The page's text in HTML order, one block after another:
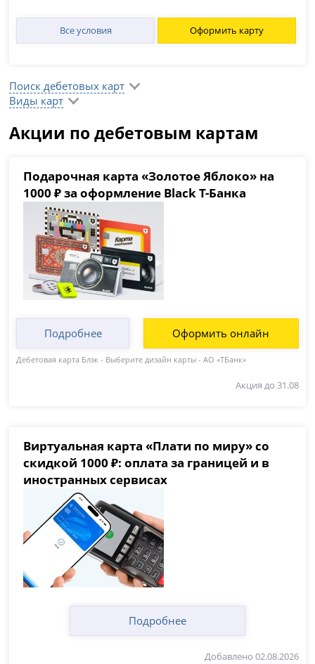
Все условия Оформить карту
Поиск дебетовых карт
Виды карт
Акции по дебетовым картам
Подарочная карта «Золотое Яблоко» на
1000 ₽ за оформление Black Т-Банка
Подробнее Оформить онлайн
Дебетовая карта Блэк - Выберите дизайн карты - АО «ТБанк»
Акция до 31.08
Виртуальная карта «Плати по миру» со
скидкой 1000 ₽: оплата за границей и в
иностранных сервисах
Подробнее
Добавлено 02.08.2026